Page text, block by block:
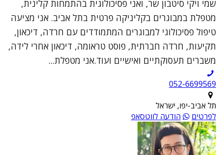
שמי ויקי סיטבון שר, ואני פסיכולוגית בהתמחות קלינית,
מטפלת במבוגרים בקליניקה פרטית בתל אביב. אני מציעה
טיפול פסיכולוגי למבוגרים המתמודדים עם חרדה, דיכאון,
תקיעות, חרדה חברתית, פוסט טראומה, דיכאון אחרי לידה,
משברים תעסוקתיים ואישיים ועוד.אני מטפלת...
052-6699569
תל אביב-יפו, ישראל
לפרטים
הודעה לווטסאפ